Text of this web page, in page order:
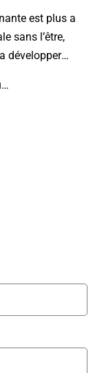
est plus a
sans l’être,
développer…